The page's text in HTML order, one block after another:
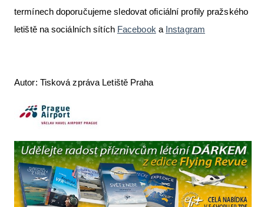
termínech doporučujeme sledovat oficiální profily pražského
letiště na sociálních sítích Facebooka Instagram
Autor: Tisková zpráva Letiště Praha